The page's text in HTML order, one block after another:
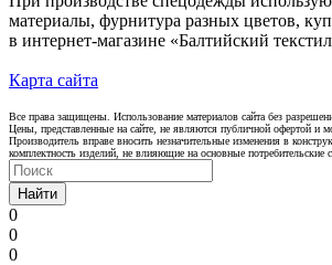
материалы, фурнитура разных цветов,
в интернет-магазине «Балтийский
Карта сайта
Все права защищены. Использование материалов сайта без
Цены, представленные на сайте, не являются публичной офертой и
Производитель вправе вносить незначительные изменения в
комплектность изделий, не влияющие на основные потребительские
Найти
0
0
0